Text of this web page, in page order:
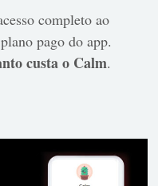
completo ao
pago do app.
custa o Calm.